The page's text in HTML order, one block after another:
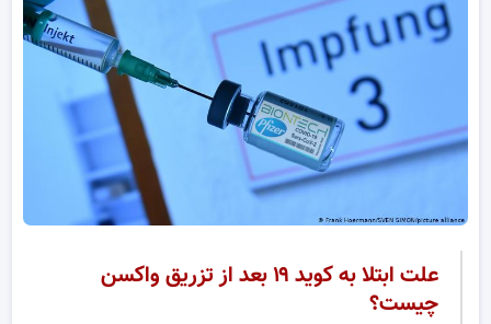
علت ابتلا به کوید ۱۹ بعد از تزریق واکسن
چیست؟